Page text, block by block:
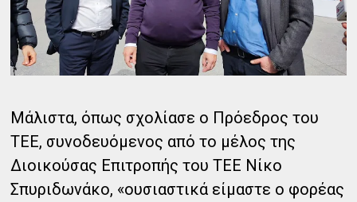
Μάλιστα, όπως σχολίασε ο Πρόεδρος του
ΤΕΕ, συνοδευόμενος από το μέλος της
Διοικούσας Επιτροπής του ΤΕΕ Νίκο
Σπυριδωνάκο, «ουσιαστικά είμαστε ο φορέας